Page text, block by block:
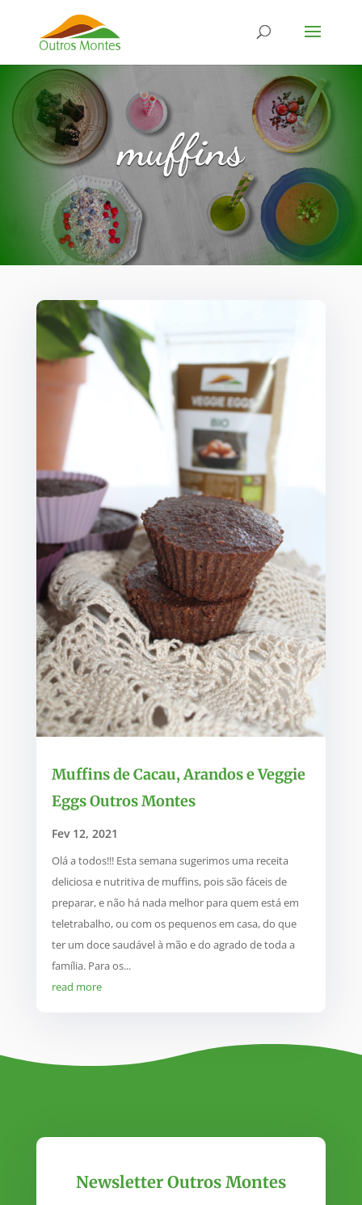
muffins
Muffins de Cacau, Arandos e Veggie
Eggs Outros Montes
Fev 12, 2021
Olá a todos!!! Esta semana sugerimos uma receita
deliciosa e nutritiva de muffins, pois são fáceis de
preparar, e não há nada melhor para quem está em
teletrabalho, ou com os pequenos em casa, do que
ter um doce saudável à mão e do agrado de toda a
família. Para os...
read more
Newsletter Outros Montes